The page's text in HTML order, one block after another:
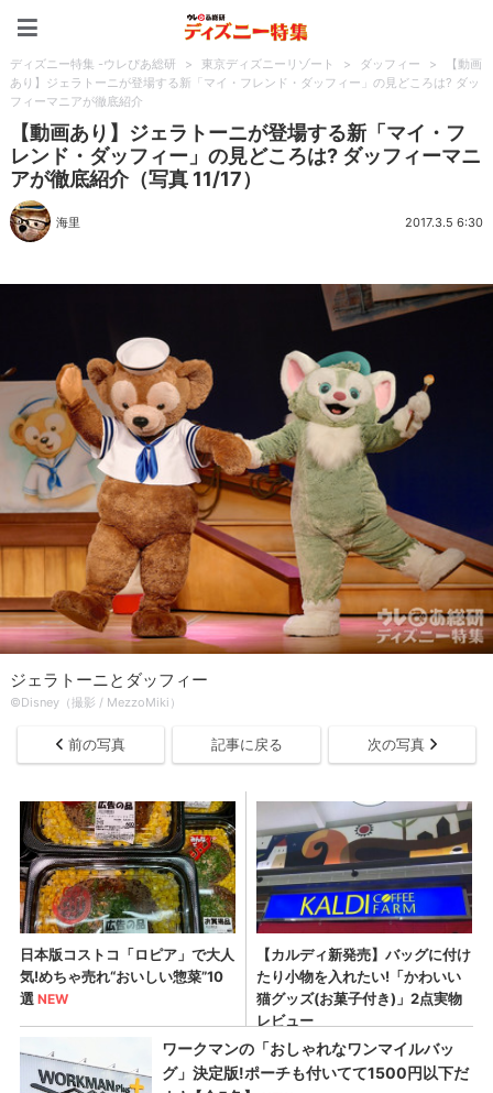
ディズニー特集 -ウレぴあ総研 > 東京ディズニーリゾート > ダッフィー >
【動画
あり】ジェラトーニが登場する新「マイ・フレンド・ダッフィー」の見どころは? ダッ
フィーマニアが徹底紹介
【動画あり】ジェラトーニが登場する新「マイ・フ
レンド・ダッフィー」の見どころは? ダッフィーマニ
アが徹底紹介（写真 11/17）
海里 2017.3.5 6:30
ジェラトーニとダッフィー
©Disney（撮影 / MezzoMiki）
前の写真 記事に戻る 次の写真